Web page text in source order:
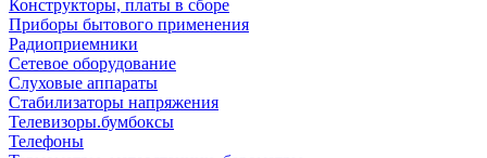
Конструкторы, платы в сборе
Приборы бытового применения
Радиоприемники
Сетевое оборудование
Слуховые аппараты
Стабилизаторы напряжения
Телевизоры.бумбоксы
Телефоны